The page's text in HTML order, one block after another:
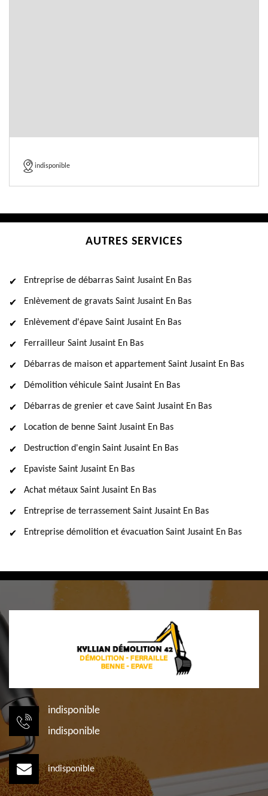
indisponible
AUTRES SERVICES
Entreprise de débarras Saint Jusaint En Bas
Enlèvement de gravats Saint Jusaint En Bas
Enlèvement d'épave Saint Jusaint En Bas
Ferrailleur Saint Jusaint En Bas
Débarras de maison et appartement Saint Jusaint En Bas
Démolition véhicule Saint Jusaint En Bas
Débarras de grenier et cave Saint Jusaint En Bas
Location de benne Saint Jusaint En Bas
Destruction d'engin Saint Jusaint En Bas
Epaviste Saint Jusaint En Bas
Achat métaux Saint Jusaint En Bas
Entreprise de terrassement Saint Jusaint En Bas
Entreprise démolition et évacuation Saint Jusaint En Bas
indisponible
indisponible
indisponible